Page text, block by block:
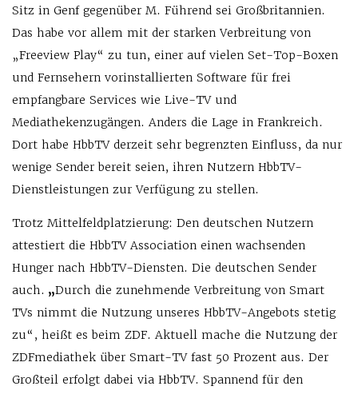
Sitz in Genf gegenüber M. Führend sei Großbritannien.
Das habe vor allem mit der starken Verbreitung von
„Freeview Play“ zu tun, einer auf vielen Set-Top-Boxen
und Fernsehern vorinstallierten Software für frei
empfangbare Services wie Live-TV und
Mediathekenzugängen. Anders die Lage in Frankreich.
Dort habe HbbTV derzeit sehr begrenzten Einfluss, da nur
wenige Sender bereit seien, ihren Nutzern HbbTV-
Dienstleistungen zur Verfügung zu stellen.
Trotz Mittelfeldplatzierung: Den deutschen Nutzern
attestiert die HbbTV Association einen wachsenden
Hunger nach HbbTV-Diensten. Die deutschen Sender
auch. „Durch die zunehmende Verbreitung von Smart
TVs nimmt die Nutzung unseres HbbTV-Angebots stetig
zu“, heißt es beim ZDF. Aktuell mache die Nutzung der
ZDFmediathek über Smart-TV fast 50 Prozent aus. Der
Großteil erfolgt dabei via HbbTV. Spannend für den